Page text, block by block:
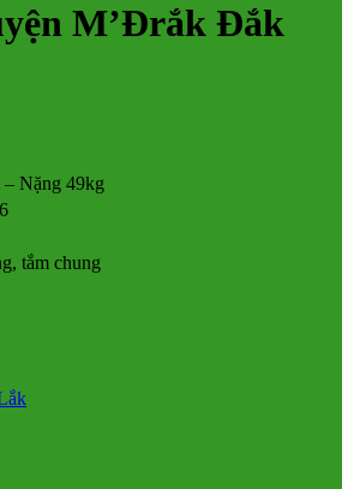
M’Đrắk Đắk
– Nặng 49kg
tắm chung